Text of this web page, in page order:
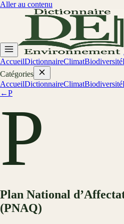
Aller au contenu
AccueilDictionnaireClimatBiodiversité
Catégories
AccueilDictionnaireClimatBiodiversité
←P
P
Plan National
(PNAQ)